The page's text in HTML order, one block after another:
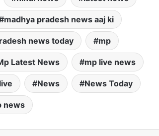
madhya pradesh news aaj ki
news today mp
Latest News mp live news
News News Today
news